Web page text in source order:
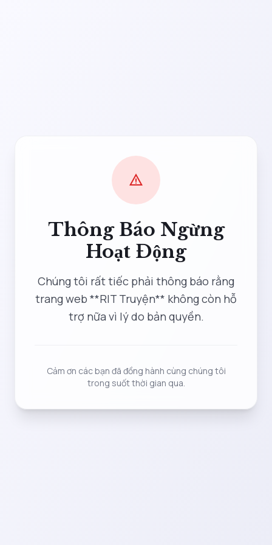
warning
Thông Báo Ngừng
Hoạt Động
Chúng tôi rất tiếc phải thông báo rằng
trang web **RIT Truyện** không còn hỗ
trợ nữa vì lý do bản quyền.
Cảm ơn các bạn đã đồng hành cùng chúng tôi
trong suốt thời gian qua.